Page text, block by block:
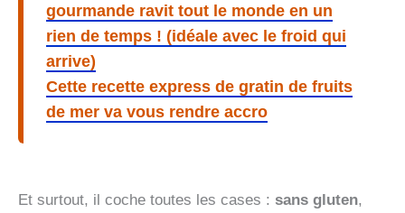
gourmande ravit tout le monde en un
rien de temps ! (idéale avec le froid qui
arrive)
Cette recette express de gratin de fruits
de mer va vous rendre accro
Et surtout, il coche toutes les cases : sans gluten,